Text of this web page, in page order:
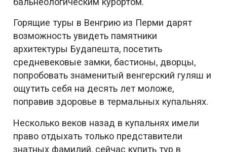
Горящие туры в Венгрию из Перми дарят
возможность увидеть памятники
архитектуры Будапешта, посетить
средневековые замки, бастионы, дворцы,
попробовать знаменитый венгерский гуляш и
ощутить себя на десять лет моложе,
поправив здоровье в термальных купальнях.
Несколько веков назад в купальнях имели
право отдыхать только представители
знатных фамилий, сейчас купить тур в